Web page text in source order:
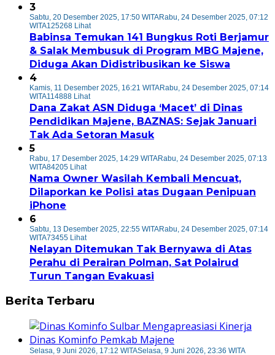
3
Sabtu, 20 Desember 2025, 17:50 WITARabu, 24 Desember 2025, 07:12
WITA125268 Lihat
Babinsa Temukan 141 Bungkus Roti Berjamur
& Salak Membusuk di Program MBG Majene,
Diduga Akan Didistribusikan ke Siswa
4
Kamis, 11 Desember 2025, 16:21 WITARabu, 24 Desember 2025, 07:14
WITA114888 Lihat
Dana Zakat ASN Diduga ‘Macet’ di Dinas
Pendidikan Majene, BAZNAS: Sejak Januari
Tak Ada Setoran Masuk
5
Rabu, 17 Desember 2025, 14:29 WITARabu, 24 Desember 2025, 07:13
WITA84205 Lihat
Nama Owner Wasilah Kembali Mencuat,
Dilaporkan ke Polisi atas Dugaan Penipuan
iPhone
6
Sabtu, 13 Desember 2025, 22:55 WITARabu, 24 Desember 2025, 07:14
WITA73455 Lihat
Nelayan Ditemukan Tak Bernyawa di Atas
Perahu di Perairan Polman, Sat Polairud
Turun Tangan Evakuasi
Berita Terbaru
Selasa, 9 Juni 2026, 17:12 WITASelasa, 9 Juni 2026, 23:36 WITA